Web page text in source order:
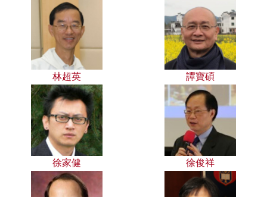
林超英 譚寶碩
徐家健 徐俊祥